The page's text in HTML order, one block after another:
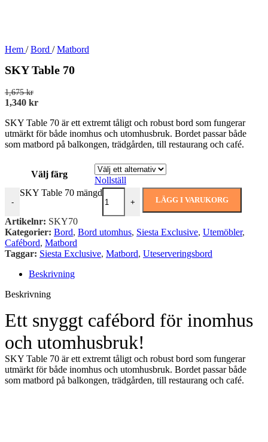
Hem / Bord / Matbord
SKY Table 70
1,675kr
1,340 kr
SKY Table 70 är ett extremt tåligt och robust bord som fungerar
utmärkt för både inomhus och utomhusbruk. Bordet passar både
som matbord på balkongen, trädgården, till restaurang och café.
Välj färg
Nollställ
-
SKY Table 70 mängd
+ LÄGG I VARUKORG
Artikelnr: SKY70
Kategorier: Bord, Bord utomhus, Siesta Exclusive, Utemöbler,
Cafébord, Matbord
Taggar: Siesta Exclusive, Matbord, Uteserveringsbord
Beskrivning
Beskrivning
Ett snyggt cafébord för inomhus
och utomhusbruk!
SKY Table 70 är ett extremt tåligt och robust bord som fungerar
utmärkt för både inomhus och utomhusbruk. Bordet passar både
som matbord på balkongen, trädgården, till restaurang och café.